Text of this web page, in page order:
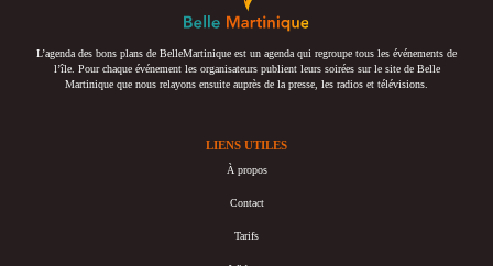
L’agenda des bons plans de BelleMartinique est un agenda qui regroupe tous les événements de
l’île. Pour chaque événement les organisateurs publient leurs soirées sur le site de Belle
Martinique que nous relayons ensuite auprès de la presse, les radios et télévisions.
LIENS UTILES
À propos
Contact
Tarifs